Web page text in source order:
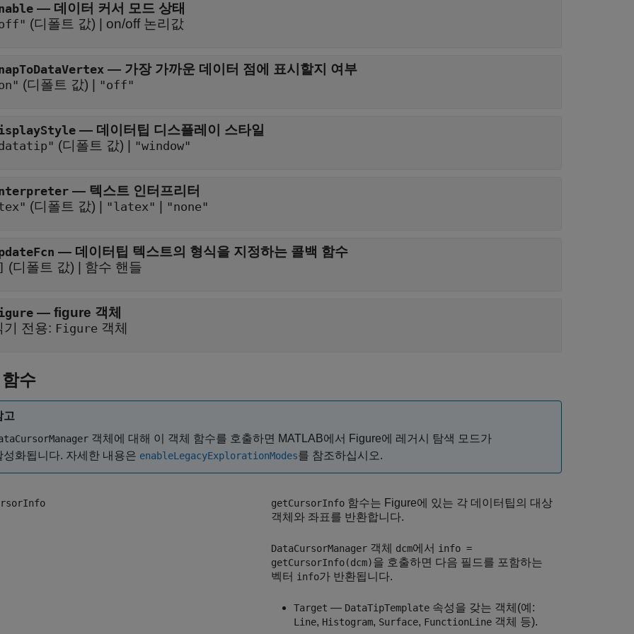
— 데이터 커서 모드 상태
(디폴트 값) | on/off 논리값
— 가장 가까운 데이터 점에 표시할지 여부
(디폴트 값) | "off"
— 데이터팁 디스플레이 스타일
(디폴트 값) | "window"
— 텍스트 인터프리터
(디폴트 값) | "latex" "none"
— 데이터팁 텍스트의 형식을 지정하는 콜백 함수
(디폴트 값) | 함수 핸들
— figure 객체
기 전용: Figure 객체
수
고
객체에 대해 이 객체 함수를 호출하면 MATLAB에서 Figure에 레거시 탐색 모드가
성화됩니다. 자세한 내용은 enableLegacyExplorationModes를 참조하십시오.
getCursorInfo 함수는 Figure에 있는 각 데이터팁의 대상
객체와 좌표를 반환합니다.
DataCursorManager 객체 dcm에서 info =
getCursorInfo(dcm)을 호출하면 다음 필드를 포함하는
벡터 info가 반환됩니다.
Target — DataTipTemplate 속성을 갖는 객체(예:
Line, Histogram, Surface, FunctionLine 객체 등).